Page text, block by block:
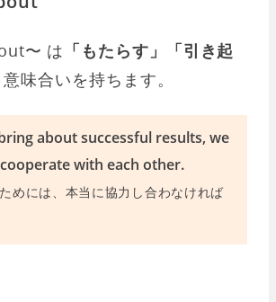
〜 は 「もたらす」「引き起
味合いを持ちます。
about successful results, we
with each other.
めには、本当に協力し合わなければ